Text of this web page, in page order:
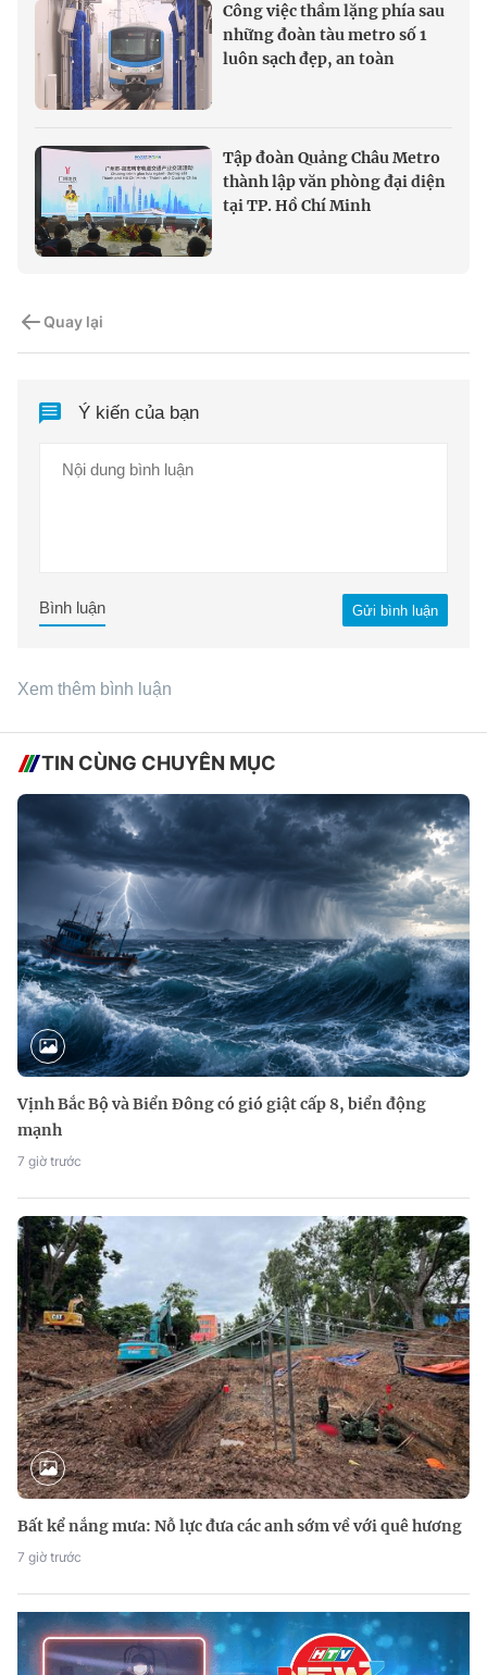
Công việc thầm lặng phía sau
những đoàn tàu metro số 1
luôn sạch đẹp, an toàn
Tập đoàn Quảng Châu Metro
thành lập văn phòng đại diện
tại TP. Hồ Chí Minh
Quay lại
Ý kiến của bạn
Gửi bình luận
Bình luận
Xem thêm bình luận
TIN CÙNG CHUYÊN MỤC
Vịnh Bắc Bộ và Biển Đông có gió giật cấp 8, biển động
mạnh
7 giờ trước
Bất kể nắng mưa: Nỗ lực đưa các anh sớm về với quê hương
7 giờ trước